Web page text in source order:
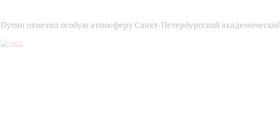
Путин отметил особую атмосферу Санкт-Петербургской